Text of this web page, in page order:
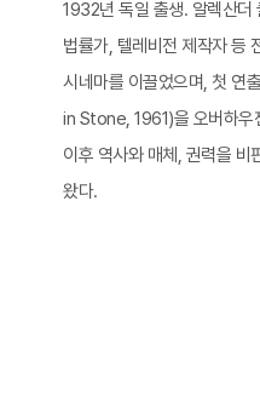
1932년 독일 출생. 알렉산더
법률가, 텔레비전 제작자 등
시네마를 이끌었으며, 첫 연
in Stone, 1961)을 오버하우
이후 역사와 매체, 권력을 비
왔다.